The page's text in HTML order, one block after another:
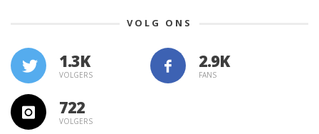
VOLG ONS
1.3K
VOLGERS FANS
722
VOLGERS